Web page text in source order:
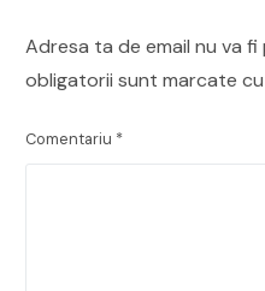
Adresa ta de email nu va fi
obligatorii sunt marcate cu
Comentariu *